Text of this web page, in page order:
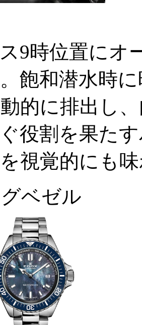
時位置にオ
飽和潜水時
的に排出し
役割を果た
視覚的にも
ベゼル